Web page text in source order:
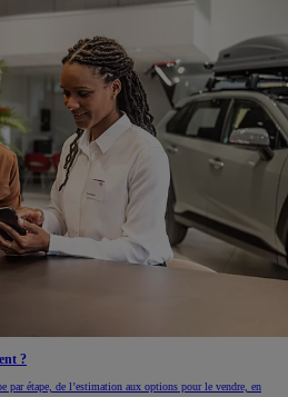
?
par étape, de l’estimation aux options pour le vendre, en